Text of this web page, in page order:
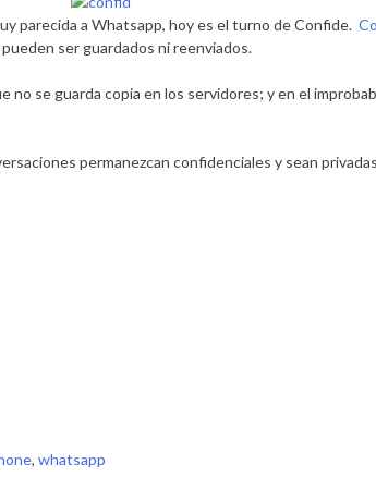
parecida a Whatsapp, hoy es el turno de Confide.
ser guardados ni reenviados.
se guarda copia en los servidores; y en el
permanezcan confidenciales y sean
, whatsapp